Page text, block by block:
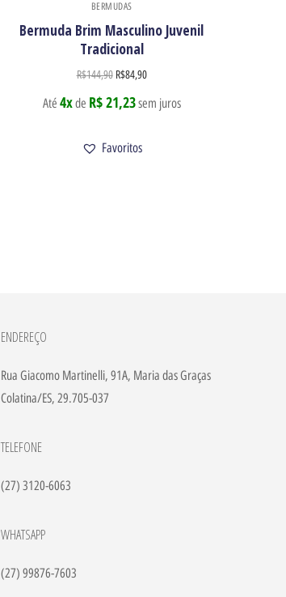
BERMUDAS
Bermuda Brim Masculino Juvenil
Tradicional
R$144,90 R$84,90
Até 4xde R$ 21,23sem juros
Favoritos
ENDEREÇO
Rua Giacomo Martinelli, 91A, Maria das Graças
Colatina/ES, 29.705-037
TELEFONE
(27) 3120-6063
WHATSAPP
(27) 99876-7603